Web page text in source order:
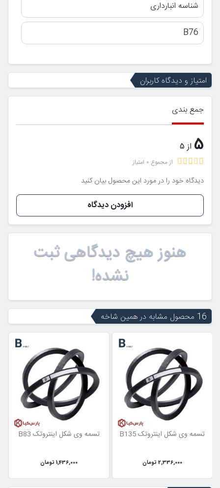
شناسه انبارداری
B76
امتیاز و دیدگاه کاربران
جمع بندی
5 از 5
از مجموع 0 امتیاز
دیدگاه خود را در مورد این محصول بیان کنید
افزودن دیدگاه
هنوز هیچ دیدگاهی ثبت
نشده!
16 محصول مشابه در همین شاخه
تسمه وی شکل اینتروتک B135
2,336,000 تومان
تسمه وی شکل اینتروتک B83
1,436,000 تومان